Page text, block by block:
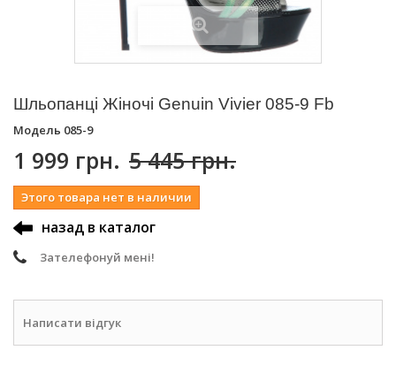
Шльопанці Жіночі Genuin Vivier 085-9 Fb
Модель 085-9
1 999 грн. 5 445 грн.
Этого товара нет в наличии
назад в каталог
Зателефонуй мені!
Написати відгук